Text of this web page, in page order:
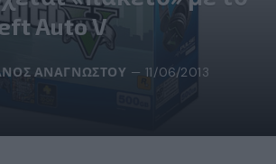
Auto V
ΑΝΑΓΝΏΣΤΟΥ
11/06/2013